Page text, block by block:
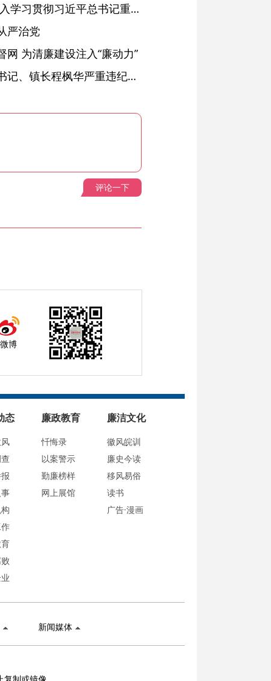
省委常委会会议强调 深入学习贯彻习近平总书记重要讲话精神 以高质量党建引领高质量发展 梁言顺主持并讲话
严治党
为清廉建设注入“廉动力”
绩溪县长安镇原党委副书记、镇长程枫华严重违纪违法被开除党籍和公职
评论一下
微博
态 廉政教育
忏悔录
以案警示
勤廉榜样
网上展馆
廉洁文化
徽风皖训
廉史今读
移风易俗
读书
广告·漫画
新闻媒体